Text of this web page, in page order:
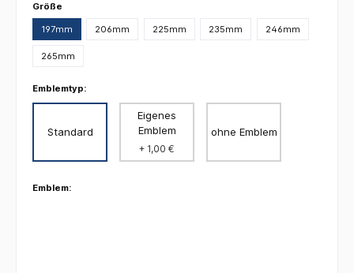
Größe
197mm 206mm 225mm 235mm 246mm
265mm
Emblemtyp:
Standard
Eigenes
Emblem
+ 1,00 €
ohne Emblem
Emblem: